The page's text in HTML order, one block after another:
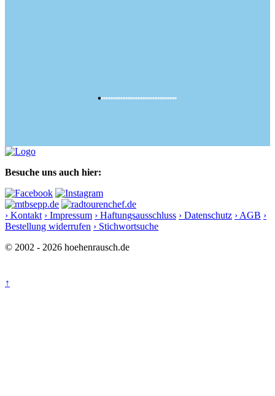
Besuche uns auch hier:
› Kontakt › Impressum › Haftungsausschluss › Datenschutz › AGB ›
Bestellung widerrufen › Stichwortsuche
© 2002 - 2026 hoehenrausch.de
↑